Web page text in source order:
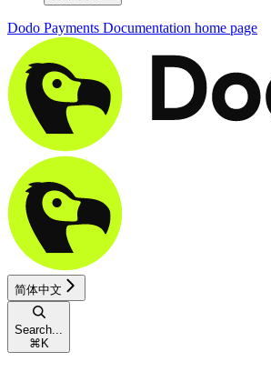
Dodo Payments Documentation home page
简体中文
Search...
⌘ K